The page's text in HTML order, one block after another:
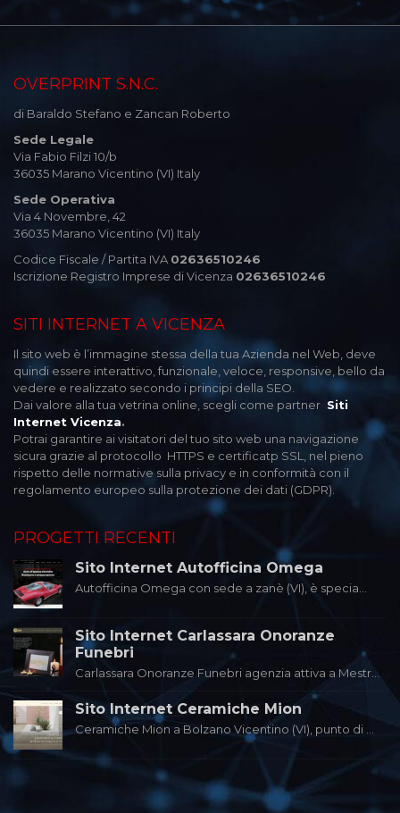
OVERPRINT S.N.C.
di Baraldo Stefano e Zancan Roberto
Sede Legale
Via Fabio Filzi 10/b
36035 Marano Vicentino (VI) Italy
Sede Operativa
Via 4 Novembre, 42
36035 Marano Vicentino (VI) Italy
Codice Fiscale / Partita IVA 02636510246
Iscrizione Registro Imprese di Vicenza 02636510246
SITI INTERNET A VICENZA
Il sito web è l’immagine stessa della tua Azienda nel Web, deve
quindi essere interattivo, funzionale, veloce, responsive, bello da
vedere e realizzato secondo i principi della SEO.
Dai valore alla tua vetrina online, scegli come partner Siti
Internet Vicenza.
Potrai garantire ai visitatori del tuo sito web una navigazione
sicura grazie al protocollo HTTPS e certificatp SSL, nel pieno
rispetto delle normative sulla privacy e in conformità con il
regolamento europeo sulla protezione dei dati (GDPR).
PROGETTI RECENTI
Sito Internet Autofficina Omega
Autofficina Omega con sede a zanè (VI), è specia...
Sito Internet Carlassara Onoranze
Funebri
Carlassara Onoranze Funebri agenzia attiva a Mestr...
Sito Internet Ceramiche Mion
Ceramiche Mion a Bolzano Vicentino (VI), punto di ...